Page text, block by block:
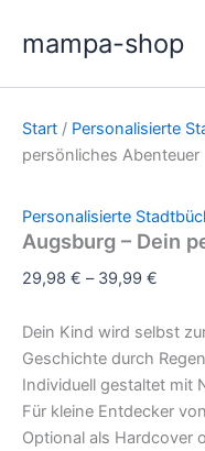
Inhaltmampa-shop
Start / Personalisierte
persönliches Abenteuer
Personalisierte
Augsburg – Dein
29,98 € – 39,99 €
Dein Kind wird selbst
Geschichte durch
Individuell gestaltet mit
Für kleine Entdecker
Optional als Hardcover